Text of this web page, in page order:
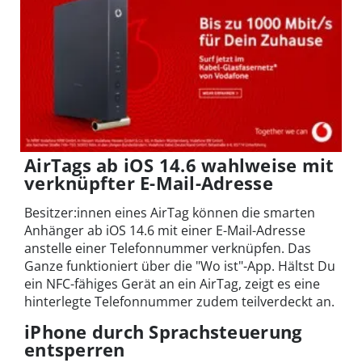
AirTags ab iOS 14.6 wahlweise mit
verknüpfter E-Mail-Adresse
Besitzer:innen eines AirTag können die smarten
Anhänger ab iOS 14.6 mit einer E-Mail-Adresse
anstelle einer Telefonnummer verknüpfen. Das
Ganze funktioniert über die "Wo ist"-App. Hältst Du
ein NFC-fähiges Gerät an ein AirTag, zeigt es eine
hinterlegte Telefonnummer zudem teilverdeckt an.
iPhone durch Sprachsteuerung
entsperren